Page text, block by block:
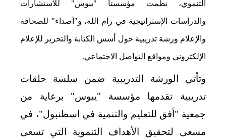
التنموي، نظمت مؤسستا "يبوس" للاستشارات
والدراسات الإستراتيجية في رام الله، و"أصداء" للصحافة
والإعلام ورشة تدريبية حول أسس الكتابة والتحرير للإعلام
الإلكتروني ومواقع التواصل الاجتماعي.
وتأتي الورشة التدريبية ضمن سلسة حلقات
تدريبية تقدمها مؤسسة "يبوس" برعاية من
جمعية "أفق للتعليم والتنمية في اسطنبول"، في
مسعى لتحقيق الأهداف التنموية التي تسعى